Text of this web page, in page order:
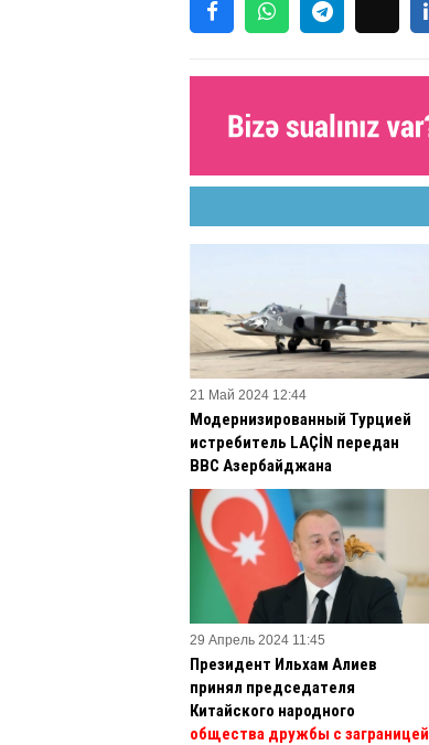
21 Май 2024 12:44
Модернизированный Турцией
истребитель LAÇİN передан
ВВС Азербайджана
29 Апрель 2024 11:45
Президент Ильхам Алиев
принял председателя
Китайского народного
общества дружбы с заграницей